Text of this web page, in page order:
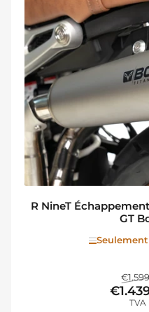
R NineT
GT
Prix
TVA